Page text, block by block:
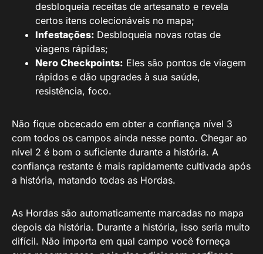
desbloqueia receitas de artesanato e revela
certos itens colecionáveis no mapa;
Infestações: Desbloqueia novas rotas de
viagens rápidas;
Nero Checkpoints: Eles são pontos de viagem
rápidos e dão upgrades à sua saúde,
resistência, foco.
Não fique obcecado em obter a confiança nível 3
com todos os campos ainda nesse ponto. Chegar ao
nível 2 é bom o suficiente durante a história. A
confiança restante é mais rapidamente cultivada após
a história, matando todas as Hordas.
As Hordas são automaticamente marcadas no mapa
depois da história. Durante a história, isso seria muito
difícil. Não importa em qual campo você forneça